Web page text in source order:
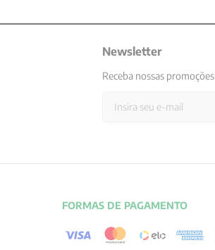
Newsletter
Receba nossas promoções
FORMAS DE PAGAMENTO